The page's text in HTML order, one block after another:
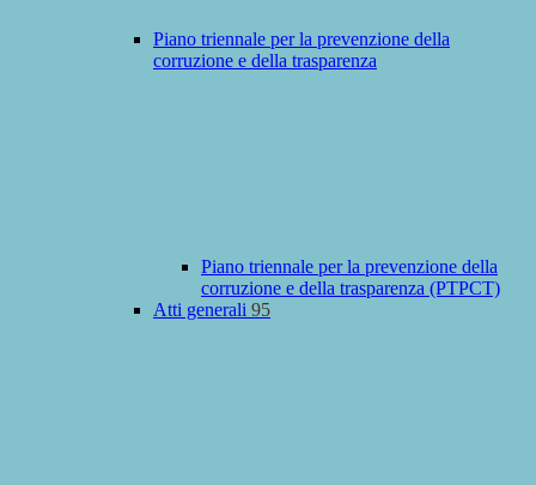
Piano triennale per la prevenzione della
corruzione e della trasparenza
Piano triennale per la prevenzione della
corruzione e della trasparenza (PTPCT)
Atti generali 95